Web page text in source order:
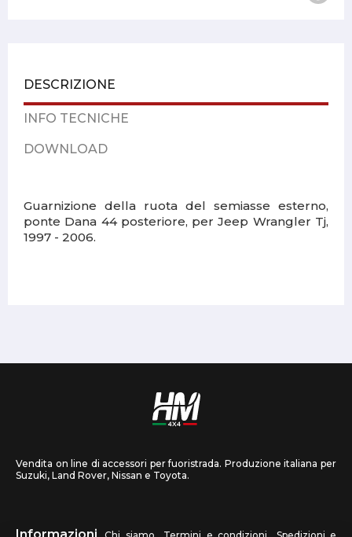
DESCRIZIONE
INFO TECNICHE
DOWNLOAD
Guarnizione della ruota del semiasse esterno,
ponte Dana 44 posteriore, per Jeep Wrangler Tj,
1997 - 2006.
Vendita on line di accessori per fuoristrada. Produzione italiana per
Suzuki, Land Rover, Nissan e Toyota.